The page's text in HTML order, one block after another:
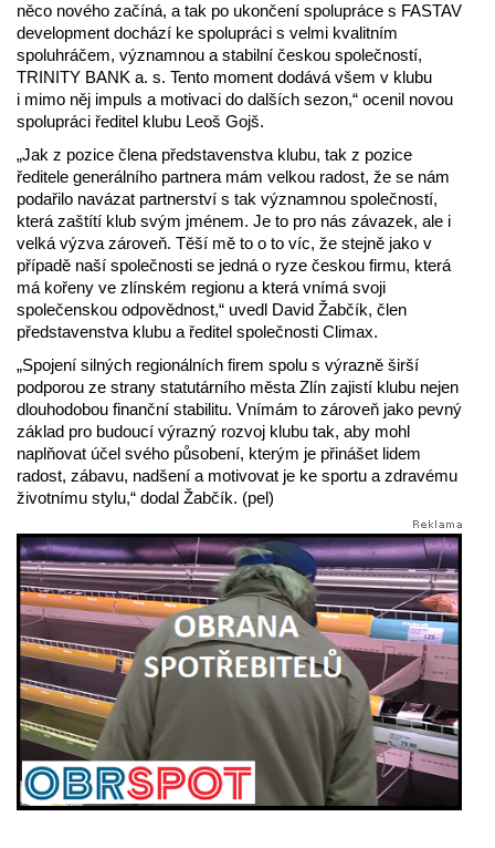
něco nového začíná, a tak po ukončení spolupráce s FASTAV
development dochází ke spolupráci s velmi kvalitním
spoluhráčem, významnou a stabilní českou společností,
TRINITY BANK a. s. Tento moment dodává všem v klubu
i mimo něj impuls a motivaci do dalších sezon,“ ocenil novou
spolupráci ředitel klubu Leoš Gojš.
„Jak z pozice člena představenstva klubu, tak z pozice
ředitele generálního partnera mám velkou radost, že se nám
podařilo navázat partnerství s tak významnou společností,
která zaštítí klub svým jménem. Je to pro nás závazek, ale i
velká výzva zároveň. Těší mě to o to víc, že stejně jako v
případě naší společnosti se jedná o ryze českou firmu, která
má kořeny ve zlínském regionu a která vnímá svoji
společenskou odpovědnost,“ uvedl David Žabčík, člen
představenstva klubu a ředitel společnosti Climax.
„Spojení silných regionálních firem spolu s výrazně širší
podporou ze strany statutárního města Zlín zajistí klubu nejen
dlouhodobou finanční stabilitu. Vnímám to zároveň jako pevný
základ pro budoucí výrazný rozvoj klubu tak, aby mohl
naplňovat účel svého působení, kterým je přinášet lidem
radost, zábavu, nadšení a motivovat je ke sportu a zdravému
životnímu stylu,“ dodal Žabčík. (pel)